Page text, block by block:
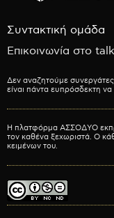
Συντακτική ομάδα
Επικοινωνία στο
Δεν αναζητούμε
είναι πάντα ευπρόσδεκτη
Η πλατφόρμα ΑΣΣΟΔΥΟ
τον καθένα ξεχωριστά. Ο
κειμένων του.